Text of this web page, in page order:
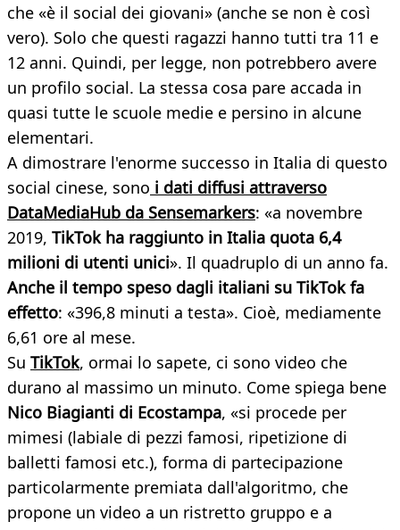
che «è il social dei giovani» (anche se non è così
vero). Solo che questi ragazzi hanno tutti tra 11 e
12 anni. Quindi, per legge, non potrebbero avere
un profilo social. La stessa cosa pare accada in
quasi tutte le scuole medie e persino in alcune
elementari.
A dimostrare l'enorme successo in Italia di questo
social cinese, sono i dati diffusi attraverso
DataMediaHub da Sensemarkers: «a novembre
2019, TikTok ha raggiunto in Italia quota 6,4
milioni di utenti unici». Il quadruplo di un anno fa.
Anche il tempo speso dagli italiani su TikTok fa
effetto: «396,8 minuti a testa». Cioè, mediamente
6,61 ore al mese.
Su TikTok, ormai lo sapete, ci sono video che
durano al massimo un minuto. Come spiega bene
Nico Biagianti di Ecostampa, «si procede per
mimesi (labiale di pezzi famosi, ripetizione di
balletti famosi etc.), forma di partecipazione
particolarmente premiata dall'algoritmo, che
propone un video a un ristretto gruppo e a